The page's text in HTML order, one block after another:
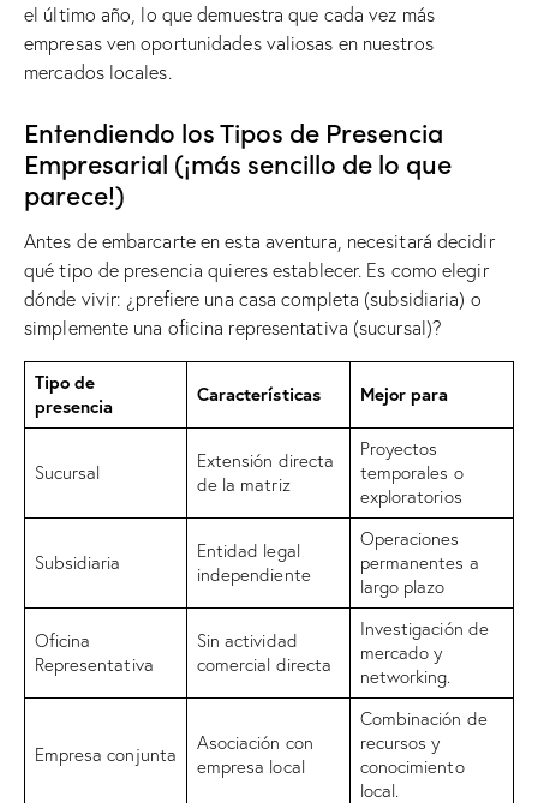
el último año, lo que demuestra que cada vez más
empresas ven oportunidades valiosas en nuestros
mercados locales.
Entendiendo los Tipos de Presencia
Empresarial (¡más sencillo de lo que
parece!)
Antes de embarcarte en esta aventura, necesitará decidir
qué tipo de presencia quieres establecer. Es como elegir
dónde vivir: ¿prefiere una casa completa (subsidiaria) o
simplemente una oficina representativa (sucursal)?
Tipo de
presencia
Características Mejor para
Sucursal
Extensión directa
de la matriz
Proyectos
temporales o
exploratorios
Subsidiaria
Entidad legal
independiente
Operaciones
permanentes a
largo plazo
Oficina
Representativa
Sin actividad
comercial directa
Investigación de
mercado y
networking.
Empresa conjunta
Asociación con
empresa local
Combinación de
recursos y
conocimiento
local.